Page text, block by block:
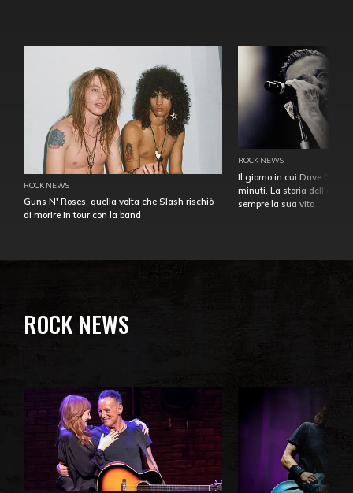
ROCK NEWS
Guns N' Roses, quella volta che Slash rischiò
di morire in tour con la band
ROCK NEWS
Il giorno in cui Dave
minuti. La storia
sempre la sua vita
ROCK NEWS